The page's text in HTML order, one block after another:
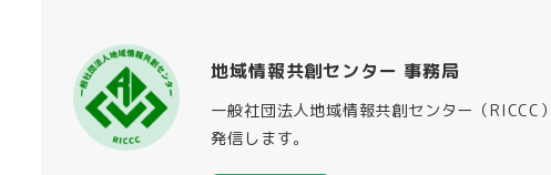
地域情報共創センター 事務局
一般社団法人地域情報共創センター（
発信します。